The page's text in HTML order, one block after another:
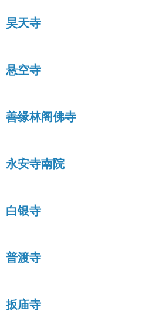
昊天寺
悬空寺
善缘林阁佛寺
永安寺南院
白银寺
普渡寺
扳庙寺